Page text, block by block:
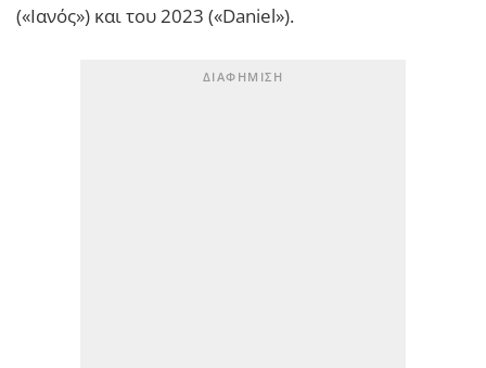
(«Ιανός») και του 2023 («Daniel»).